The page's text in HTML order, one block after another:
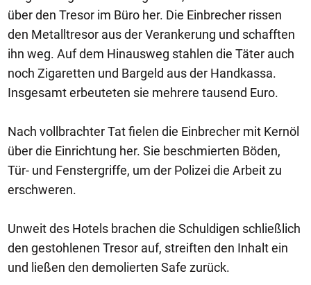
über den Tresor im Büro her. Die Einbrecher rissen
den Metalltresor aus der Verankerung und schafften
ihn weg. Auf dem Hinausweg stahlen die Täter auch
noch Zigaretten und Bargeld aus der Handkassa.
Insgesamt erbeuteten sie mehrere tausend Euro.
Nach vollbrachter Tat fielen die Einbrecher mit Kernöl
über die Einrichtung her. Sie beschmierten Böden,
Tür- und Fenstergriffe, um der Polizei die Arbeit zu
erschweren.
Unweit des Hotels brachen die Schuldigen schließlich
den gestohlenen Tresor auf, streiften den Inhalt ein
und ließen den demolierten Safe zurück.